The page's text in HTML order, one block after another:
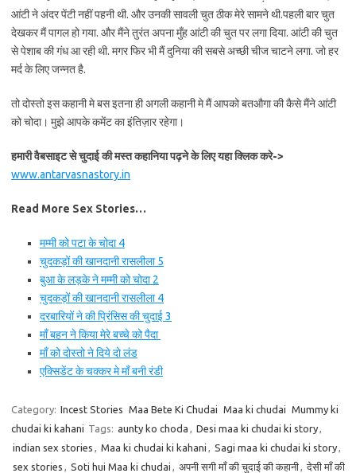
आंटी ने अंदर पेंटी नहीं पहनी थी. और उनकी सावली चुत ठीक मेरे सामने थी.पहली बार चुत
देखकर मैं पागल हो गया. और मैंने तुरंत अपना मुँह आंटी की चुत पर लगा दिया. आंटी की चुत
से पेशाब की गंध आ रही थी. मगर फिर भी मैं दुनिया की सबसे अच्छी चीज चाटने लगा. जो हर
मर्द के लिए जन्नत है.
तो दोस्तो इस कहानी मे बस इतना ही अगली कहानी मे मैं आपको बतऔगा की कैसे मैंने आंटी
को चोदा। मुझे आपके कमेंट का इंतिज़ार रहेगा।
हमारी वैबसाइट से चुदाई की मस्त कहानिया पढ़ने के लिए यहा क्लिक करे->
www.antarvasnastory.in
Read More Sex Stories…
मम्मी को पटा के चोदा 4
चुदकड़ों की खानदानी रासलीला 5
बुआ के लड़के ने मम्मी को चोदा 2
चुदकड़ों की खानदानी रासलीला 4
दरबारियों ने की प्रिंसिस की चुदाई 3
माँ बहन ने किया मेरे बच्चे को पैदा
माँ को दोस्तो ने दिये दो लंड
एक्सिडेंट के चक्कर मे माँ बनी रंडी
Category: Incest Stories Maa Bete Ki Chudai Maa ki chudai Mummy ki
chudai ki kahani Tags: aunty ko choda , Desi maa ki chudai ki story,
indian sex stories , Maa ki chudai ki kahani , Sagi maa ki chudai ki story,
sex stories , Soti hui Maa ki chudai , अपनी सगी माँ की चुदाई की कहानी, देसी माँ की